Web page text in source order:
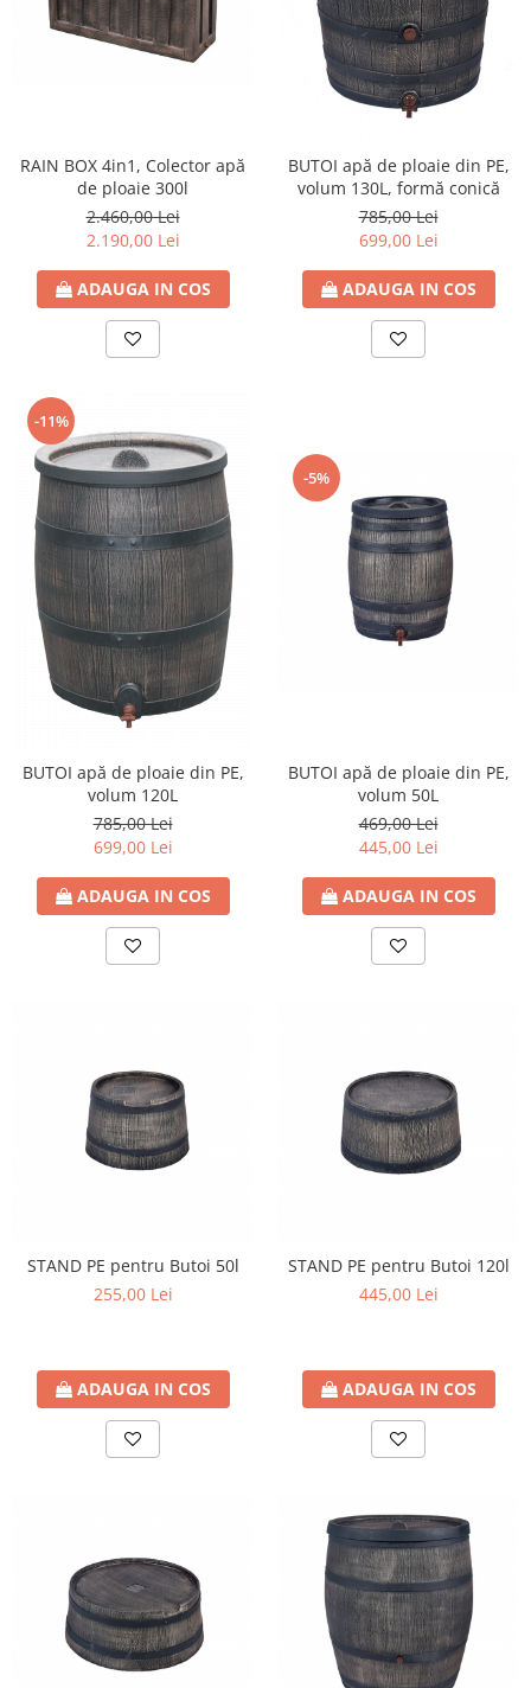
RAIN BOX 4in1, Colector apă
de ploaie 300l
2.460,00 Lei
2.190,00 Lei
ADAUGA IN COS
BUTOI apă de ploaie din PE,
volum 130L, formă conică
785,00 Lei
699,00 Lei
ADAUGA IN COS
-11%
BUTOI apă de ploaie din PE,
volum 120L
785,00 Lei
699,00 Lei
ADAUGA IN COS
-5%
BUTOI apă de ploaie din PE,
volum 50L
469,00 Lei
445,00 Lei
ADAUGA IN COS
STAND PE pentru Butoi 50l
255,00 Lei
ADAUGA IN COS
STAND PE pentru Butoi 120l
445,00 Lei
ADAUGA IN COS